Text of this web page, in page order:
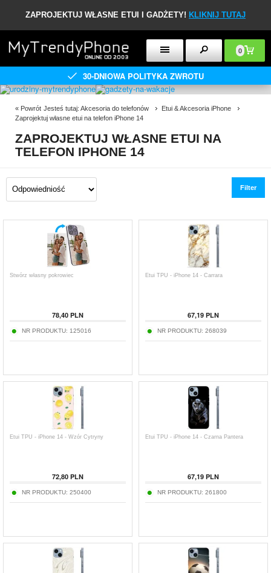
ZAPROJEKTUJ WŁASNE ETUI I GADŻETY! KLIKNIJ TUTAJ
0
30-DNIOWA POLITYKA ZWROTU
« Powrót Jesteś tutaj: Akcesoria do telefonów
Etui & Akcesoria iPhone
Zaprojektuj własne etui na telefon iPhone 14
ZAPROJEKTUJ WŁASNE ETUI NA
TELEFON IPHONE 14
Filter
Stwórz własny pokrowiec
78,40 PLN
NR PRODUKTU: 125016
Etui TPU - iPhone 14 - Carrara
67,19 PLN
NR PRODUKTU: 268039
Etui TPU - iPhone 14 - Wzór Cytryny
72,80 PLN
NR PRODUKTU: 250400
Etui TPU - iPhone 14 - Czarna Pantera
67,19 PLN
NR PRODUKTU: 261800